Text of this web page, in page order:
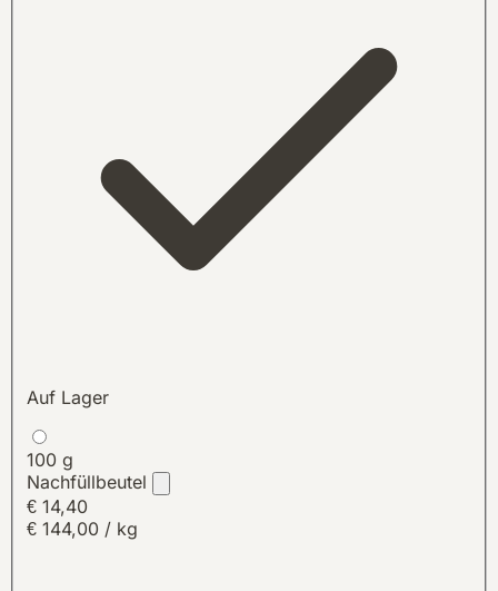
Auf Lager
100 g
Nachfüllbeutel
€ 14,40
€ 144,00 / kg